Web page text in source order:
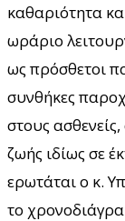
καθαριότητα
ωράριο
ως πρόσθετοι
συνθήκες
στους
ζωής ιδίως σε
ερωτάται ο κ.
το